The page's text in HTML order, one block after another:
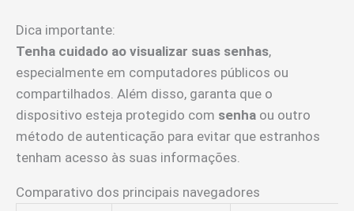
Dica importante:
Tenha cuidado ao visualizar suas senhas,
especialmente em computadores públicos ou
compartilhados. Além disso, garanta que o
dispositivo esteja protegido com senha ou outro
método de autenticação para evitar que estranhos
tenham acesso às suas informações.
Comparativo dos principais navegadores